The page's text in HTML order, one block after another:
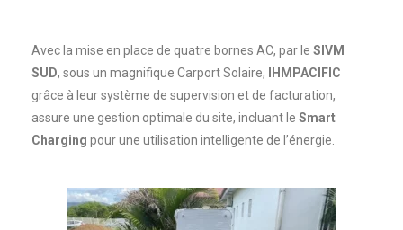
Avec la mise en place de quatre bornes AC, par le SIVM
SUD, sous un magnifique Carport Solaire,
IHMPACIFIC
grâce à leur système de supervision et de facturation,
assure une gestion optimale du site, incluant le Smart
Charging pour une utilisation intelligente de l’énergie.